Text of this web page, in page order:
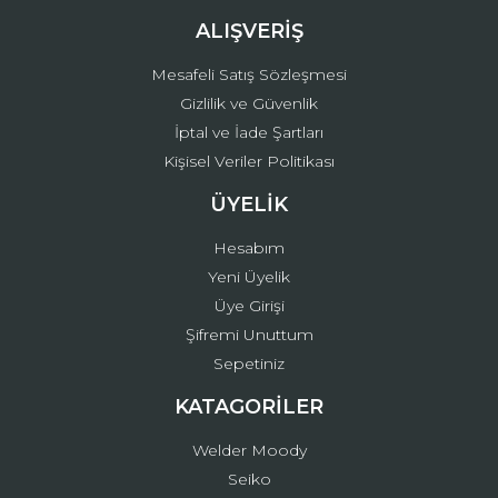
ALIŞVERİŞ
Mesafeli Satış Sözleşmesi
Gizlilik ve Güvenlik
İptal ve İade Şartları
Kişisel Veriler Politikası
ÜYELİK
Hesabım
Yeni Üyelik
Üye Girişi
Şifremi Unuttum
Sepetiniz
KATAGORİLER
Welder Moody
Seiko